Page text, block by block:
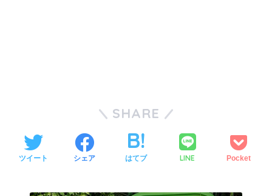
SHARE
ツイート シェア はてブ LINE Pocket